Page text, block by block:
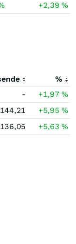
+2,39%
%
- +1,97%
144,21 +5,95%
136,05 +5,63%